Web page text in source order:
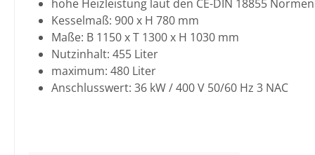
hohe Heizleistung laut den CE-DIN 18855
Kesselmaß: 900 x H 780 mm
Maße: B 1150 x T 1300 x H 1030 mm
Nutzinhalt: 455 Liter
maximum: 480 Liter
Anschlusswert: 36 kW / 400 V 50/60 Hz 3 NAC